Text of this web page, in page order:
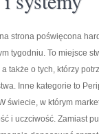
strona poświęcona
tygodniu. To miejsce
także o tych, którzy
Inne kategorie to
świecie, w którym
i uczciwość. Zamiast